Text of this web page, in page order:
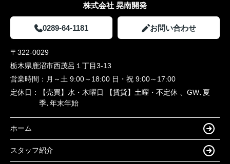
株式会社 晃南開発
0289-64-1181 お問い合わせ
〒322-0029
栃木県鹿沼市西茂呂１丁目3-13
営業時間： 月～土 9:00～18:00 日・祝 9:00～17:00
定休日：
【売買】水・木曜日 【賃貸】土曜・不定休 、GW､夏
季､年末年始
ホーム
スタッフ紹介